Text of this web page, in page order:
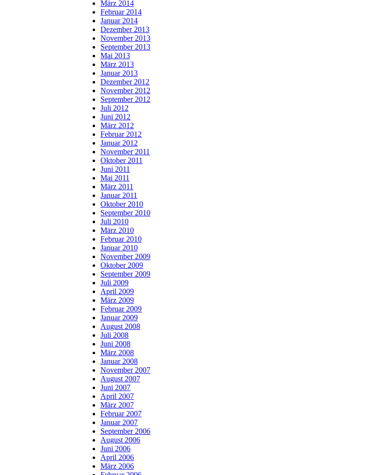
März 2014
Februar 2014
Januar 2014
Dezember 2013
November 2013
September 2013
Mai 2013
März 2013
Januar 2013
Dezember 2012
November 2012
September 2012
Juli 2012
Juni 2012
März 2012
Februar 2012
Januar 2012
November 2011
Oktober 2011
Juni 2011
Mai 2011
März 2011
Januar 2011
Oktober 2010
September 2010
Juli 2010
März 2010
Februar 2010
Januar 2010
November 2009
Oktober 2009
September 2009
Juli 2009
April 2009
März 2009
Februar 2009
Januar 2009
August 2008
Juli 2008
Juni 2008
März 2008
Januar 2008
November 2007
August 2007
Juni 2007
April 2007
März 2007
Februar 2007
Januar 2007
September 2006
August 2006
Juni 2006
April 2006
März 2006